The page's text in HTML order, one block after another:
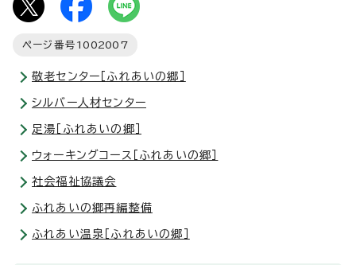
ページ番号 1002007
敬老センター［ふれあいの郷］
シルバー人材センター
足湯［ふれあいの郷］
ウォーキングコース［ふれあいの郷］
社会福祉協議会
ふれあいの郷再編整備
ふれあい温泉［ふれあいの郷］